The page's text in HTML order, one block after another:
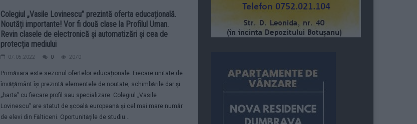
Colegiul „Vasile Lovinescu” prezintă oferta educațională.
Noutăți importante! Vor fi două clase la Profilul Uman.
Revin clasele de electronică și automatizări și cea de
protecția mediului
07.05.2022 0 2070
Primăvara este sezonul ofertelor educaționale. Fiecare unitate de
învățământ își prezintă elementele de noutate, schimbările dar și
„harta” cu fiecare profil sau specializare. Colegiul „Vasile
Lovinescu” are statut de școală europeană și cel mai mare număr
de elevi din Fălticeni. Oportunitățile de studiu...